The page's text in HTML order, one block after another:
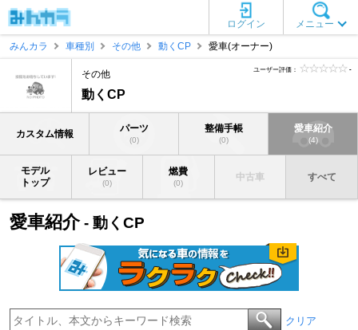
メニュー
ログイン
みんカラ
車種別 その他 動くCP 愛車(オーナー)
その他
動くCP
ユーザー評価： -
カスタム情報 パーツ
(0)
整備手帳
(0)
愛車紹介
(4)
モデル
トップ
レビュー
(0)
燃費
(0)
中古車 すべて
愛車紹介- 動くCP
クリア